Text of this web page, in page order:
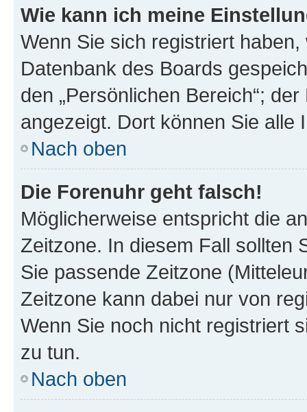
Wie kann ich meine
Wenn Sie sich registriert
Datenbank des Boards
den „Persönlichen Bereich“;
angezeigt. Dort können Sie alle
Nach oben
Die Forenuhr geht falsch!
Möglicherweise entspricht die
Zeitzone. In diesem Fall sollten
Sie passende Zeitzone
Zeitzone kann dabei nur von
Wenn Sie noch nicht registriert
zu tun.
Nach oben